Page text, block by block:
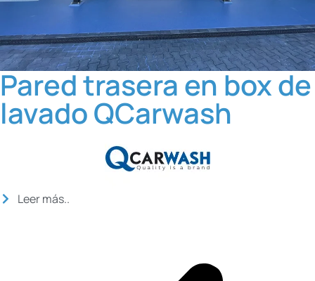
Pared trasera en box de
lavado QCarwash
Leer más..